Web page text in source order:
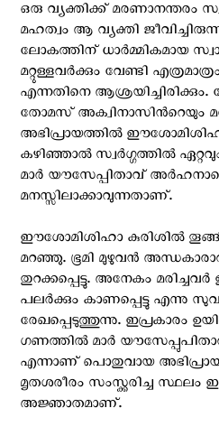
ഒരു വ്യക്തിക്ക് മരണാനന്തരം
മഹത്വം ആ വ്യക്തി
ലോകത്തിന് ധാര്‍മ്മികമായ
മറ്റുള്ളവര്‍ക്കും വേണ്ടി
എന്നതിനെ
തോമസ്‌ അക്വിനാസിന്‍റെയും
അഭിപ്രായത്തില്‍
കഴിഞ്ഞാല്‍ സ്വര്‍ഗ്ഗത്തില്‍
മാര്‍ യൗസേപ്പിതാവ്
മനസ്സിലാക്കാവുന്നതാണ്.
ഈശോമിശിഹാ കുരിശില്‍
മറഞ്ഞു. ഭൂമി മുഴുവന്‍
തുറക്കപ്പെട്ടു. അനേകം മരിച്ചവര്‍
പലര്‍ക്കും കാണപ്പെട്ടു എന്നു
രേഖപ്പെടുത്തുന്നു. ഇപ്രകാരം
ഗണത്തില്‍ മാര്‍
എന്നാണ് പൊതുവായ
മൃതശരീരം സംസ്ക്കരിച്ച സ്ഥലം
അജ്ഞാതമാണ്.